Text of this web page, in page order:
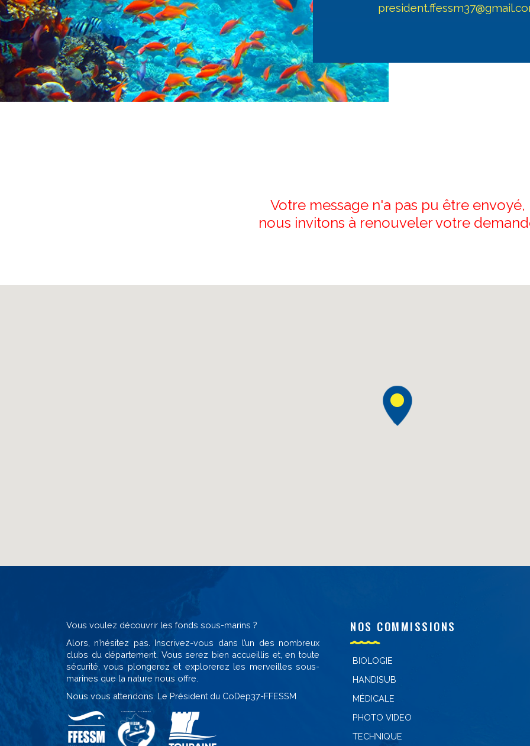
Votre message n'a pas pu être envoyé,
nous invitons à renouveler votre
Vous voulez découvrir les fonds sous-marins ?
Alors, n’hésitez pas. Inscrivez-vous dans l’un des nombreux
clubs du département. Vous serez bien accueillis et, en toute
sécurité, vous plongerez et explorerez les merveilles sous-
marines que la nature nous offre.
Nous vous attendons. Le Président du CoDep37-FFESSM
NOS COMMISSIONS
BIOLOGIE
HANDISUB
MÉDICALE
PHOTO VIDEO
TECHNIQUE